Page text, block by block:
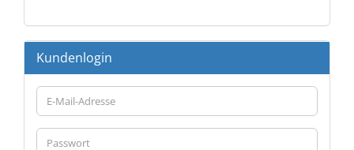
Kundenlogin
E-
Mail-
Adresse
Passwort